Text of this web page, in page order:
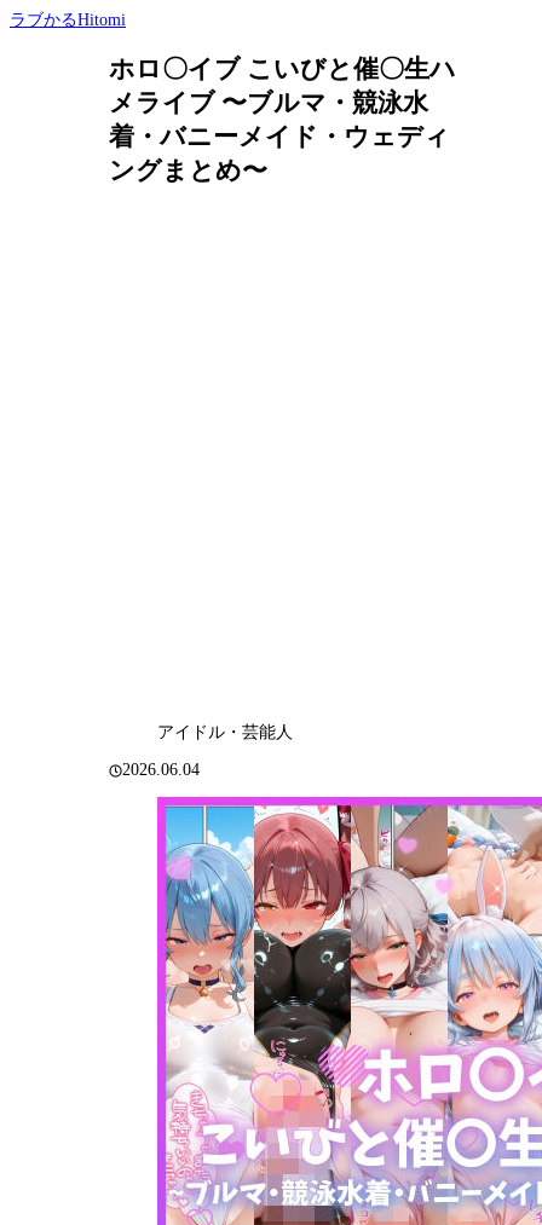
ラブかるHitomi
ホロ〇イブ こいびと催〇生ハ
メライブ 〜ブルマ・競泳水
着・バニーメイド・ウェディ
ングまとめ〜
アイドル・芸能人
2026.06.04